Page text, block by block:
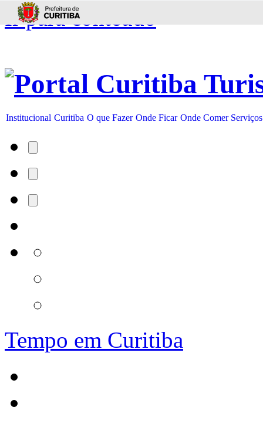
Ir para conteúdo
Institucional Curitiba O que Fazer Onde Ficar Onde Comer Serviços
Tempo em Curitiba